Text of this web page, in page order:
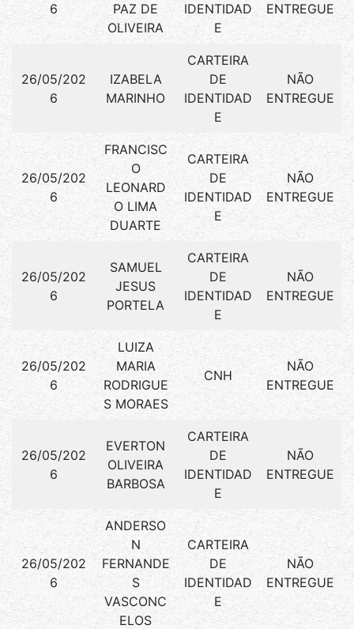
6
PAZ DE
OLIVEIRA
IDENTIDAD
E
ENTREGUE
26/05/202
6
IZABELA
MARINHO
CARTEIRA
DE
IDENTIDAD
E
NÃO
ENTREGUE
26/05/202
6
FRANCISC
O
LEONARD
O LIMA
DUARTE
CARTEIRA
DE
IDENTIDAD
E
NÃO
ENTREGUE
26/05/202
6
SAMUEL
JESUS
PORTELA
CARTEIRA
DE
IDENTIDAD
E
NÃO
ENTREGUE
26/05/202
6
LUIZA
MARIA
RODRIGUE
S MORAES
CNH
NÃO
ENTREGUE
26/05/202
6
EVERTON
OLIVEIRA
BARBOSA
CARTEIRA
DE
IDENTIDAD
E
NÃO
ENTREGUE
26/05/202
6
ANDERSO
N
FERNANDE
S
VASCONC
ELOS
CARTEIRA
DE
IDENTIDAD
E
NÃO
ENTREGUE